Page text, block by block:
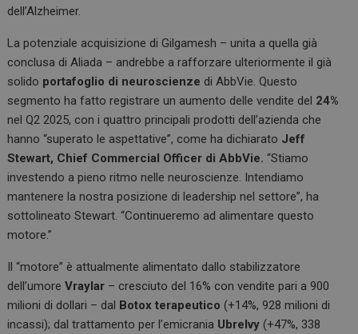
dell’Alzheimer.
La potenziale acquisizione di Gilgamesh – unita a quella già
conclusa di Aliada – andrebbe a rafforzare ulteriormente il già
solido portafoglio di neuroscienze di AbbVie. Questo
segmento ha fatto registrare un aumento delle vendite del 24%
nel Q2 2025, con i quattro principali prodotti dell’azienda che
hanno “superato le aspettative”, come ha dichiarato Jeff
Stewart, Chief Commercial Officer di AbbVie.“Stiamo
investendo a pieno ritmo nelle neuroscienze. Intendiamo
mantenere la nostra posizione di leadership nel settore”, ha
sottolineato Stewart. “Continueremo ad alimentare questo
motore.”
Il “motore” è attualmente alimentato dallo stabilizzatore
dell’umoreVraylar – cresciuto del 16% con vendite pari a 900
milioni di dollari – dal Botox terapeutico (+14%, 928 milioni di
incassi); dal trattamento per l’emicrania Ubrelvy (+47%, 338